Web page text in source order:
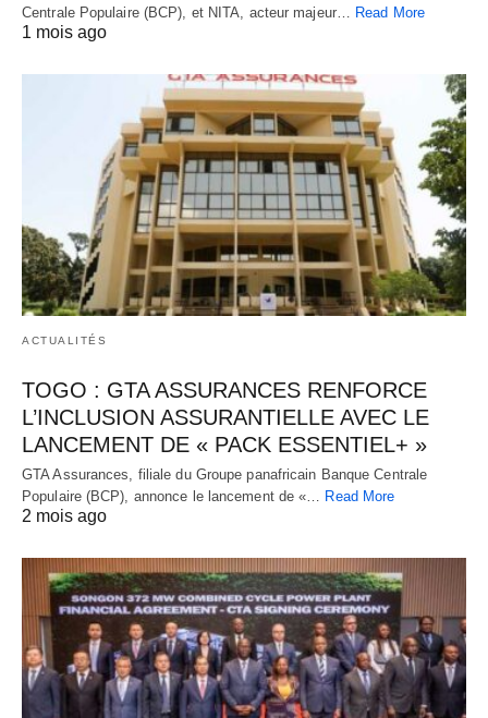
Centrale Populaire (BCP), et NITA, acteur majeur…
Read More
1 mois ago
ACTUALITÉS
TOGO : GTA ASSURANCES RENFORCE
L’INCLUSION ASSURANTIELLE AVEC LE
LANCEMENT DE « PACK ESSENTIEL+ »
GTA Assurances, filiale du Groupe panafricain Banque Centrale
Populaire (BCP), annonce le lancement de «… Read More
2 mois ago